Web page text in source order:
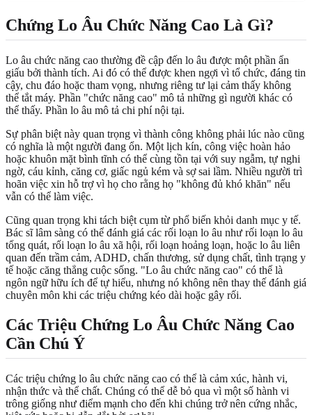
Chứng Lo Âu Chức Năng Cao Là Gì?
Lo âu chức năng cao thường đề cập đến lo âu được một phần ẩn
giấu bởi thành tích. Ai đó có thể được khen ngợi vì tổ chức, đáng tin
cậy, chu đáo hoặc tham vọng, nhưng riêng tư lại cảm thấy không
thể tắt máy. Phần "chức năng cao" mô tả những gì người khác có
thể thấy. Phần lo âu mô tả chi phí nội tại.
Sự phân biệt này quan trọng vì thành công không phải lúc nào cũng
có nghĩa là một người đang ổn. Một lịch kín, công việc hoàn hảo
hoặc khuôn mặt bình tĩnh có thể cùng tồn tại với suy ngẫm, tự nghi
ngờ, cáu kỉnh, căng cơ, giấc ngủ kém và sợ sai lầm. Nhiều người trì
hoãn việc xin hỗ trợ vì họ cho rằng họ "không đủ khó khăn" nếu
vẫn có thể làm việc.
Cũng quan trọng khi tách biệt cụm từ phổ biến khỏi danh mục y tế.
Bác sĩ lâm sàng có thể đánh giá các rối loạn lo âu như rối loạn lo âu
tổng quát, rối loạn lo âu xã hội, rối loạn hoảng loạn, hoặc lo âu liên
quan đến trầm cảm, ADHD, chấn thương, sử dụng chất, tình trạng y
tế hoặc căng thẳng cuộc sống. "Lo âu chức năng cao" có thể là
ngôn ngữ hữu ích để tự hiểu, nhưng nó không nên thay thế đánh giá
chuyên môn khi các triệu chứng kéo dài hoặc gây rối.
Các Triệu Chứng Lo Âu Chức Năng Cao
Cần Chú Ý
Các triệu chứng lo âu chức năng cao có thể là cảm xúc, hành vi,
nhận thức và thể chất. Chúng có thể dễ bỏ qua vì một số hành vi
trông giống như điểm mạnh cho đến khi chúng trở nên cứng nhắc,